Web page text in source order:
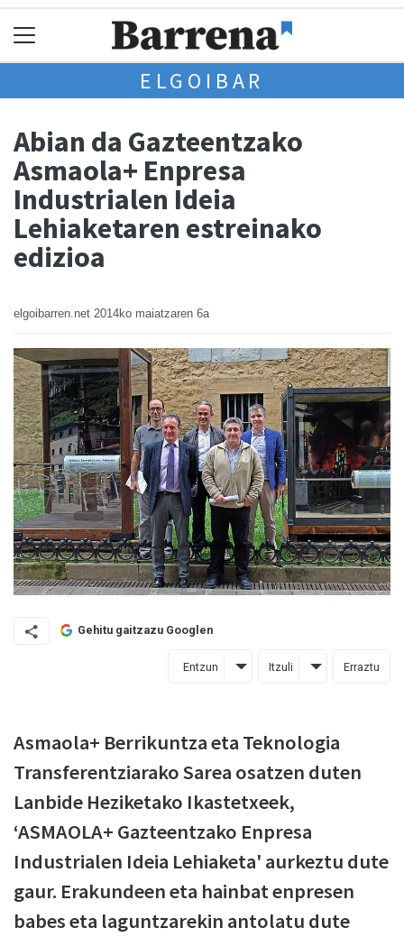
ELGOIBAR
Abian da Gazteentzako
Asmaola+ Enpresa
Industrialen Ideia
Lehiaketaren estreinako
edizioa
elgoibarren.net 2014ko maiatzaren 6a
Gehitu gaitzazu Googlen
Entzun Itzuli Erraztu
Asmaola+ Berrikuntza eta Teknologia
Transferentziarako Sarea osatzen duten
Lanbide Heziketako Ikastetxeek,
‘ASMAOLA+ Gazteentzako Enpresa
Industrialen Ideia Lehiaketa' aurkeztu dute
gaur. Erakundeen eta hainbat enpresen
babes eta laguntzarekin antolatu dute